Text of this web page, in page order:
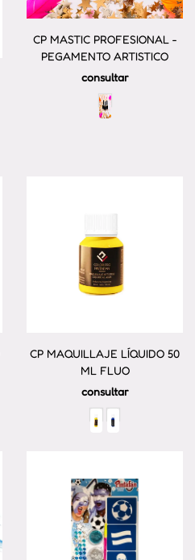
CP MASTIC PROFESIONAL -
PEGAMENTO ARTISTICO
consultar
CP MAQUILLAJE LÍQUIDO 50
ML FLUO
consultar